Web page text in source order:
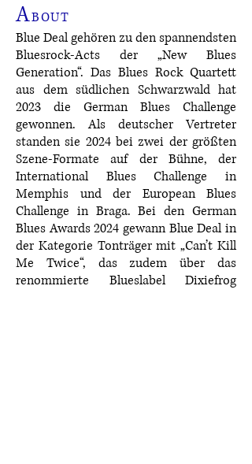
ABOUT
Blue Deal gehören zu den spannendsten
Bluesrock-Acts der „New Blues
Generation“. Das Blues Rock Quartett
aus dem südlichen Schwarzwald hat
2023 die German Blues Challenge
gewonnen. Als deutscher Vertreter
standen sie 2024 bei zwei der größten
Szene-Formate auf der Bühne, der
International Blues Challenge in
Memphis und der European Blues
Challenge in Braga. Bei den German
Blues Awards 2024 gewann Blue Deal in
der Kategorie Tonträger mit „Can’t Kill
Me Twice“, das zudem über das
renommierte Blueslabel Dixiefrog